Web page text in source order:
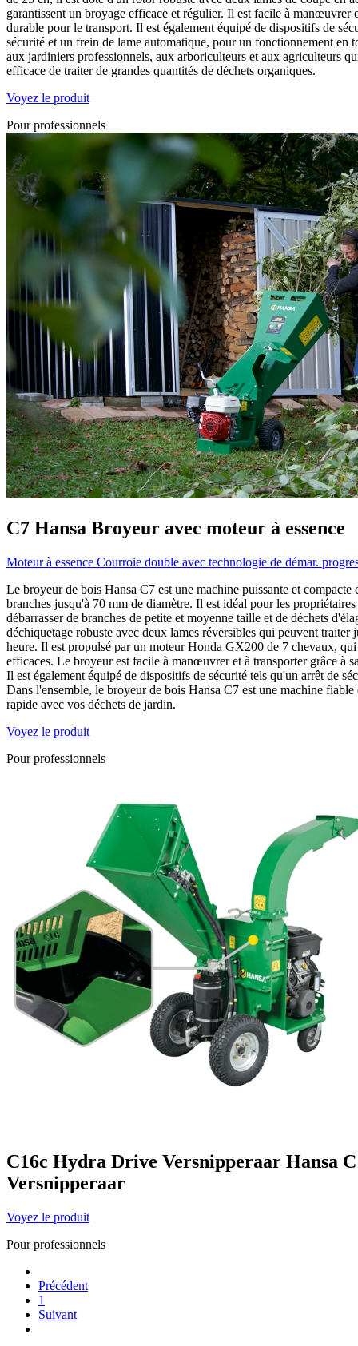
garantissent un broyage efficace et régulier. Il est facile à manœuvrer
durable pour le transport. Il est également équipé de dispositifs de
sécurité et un frein de lame automatique, pour un fonctionnement en
aux jardiniers professionnels, aux arboriculteurs et aux agriculteurs
efficace de traiter de grandes quantités de déchets organiques.
Voyez le produit
Pour professionnels
C7 Hansa Broyeur avec moteur à essence
Moteur à essence Courroie double avec technologie de démar.
Le broyeur de bois Hansa C7 est une machine puissante et
branches jusqu'à 70 mm de diamètre. Il est idéal pour les
débarrasser de branches de petite et moyenne taille et de déchets
déchiquetage robuste avec deux lames réversibles qui peuvent traiter
heure. Il est propulsé par un moteur Honda GX200 de 7 chevaux,
efficaces. Le broyeur est facile à manœuvrer et à transporter grâce à
Il est également équipé de dispositifs de sécurité tels qu'un arrêt de
Dans l'ensemble, le broyeur de bois Hansa C7 est une machine
rapide avec vos déchets de jardin.
Voyez le produit
Pour professionnels
C16c Hydra Drive Versnipperaar Hansa
Versnipperaar
Voyez le produit
Pour professionnels
Précédent
1
Suivant